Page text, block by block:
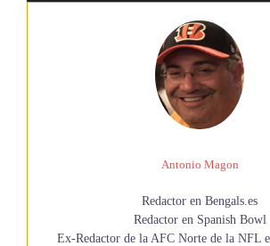
Antonio Magon
Redactor en Bengals.es
Redactor en Spanish Bowl
Ex-Redactor de la AFC Norte de la NFL